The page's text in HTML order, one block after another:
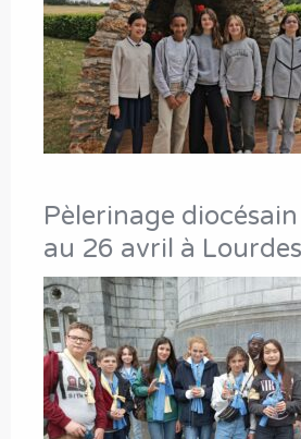
Pèlerinage
au 26 avril à Lourdes